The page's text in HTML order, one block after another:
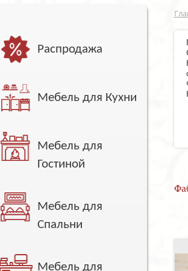
Распродажа
Мебель для Кухни
Мебель для
Гостиной
Мебель для
Спальни
Мебель для